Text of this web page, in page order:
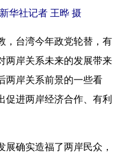
华社记者 王晔 摄
，台湾今年政党轮替，有
两岸关系未来的发展带来
两岸关系前景的一些看
促进两岸经济合作、有利
展确实造福了两岸民众，